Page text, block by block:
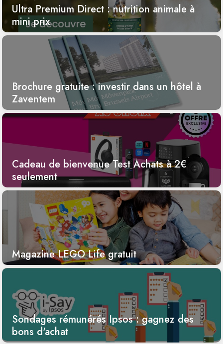
Ultra Premium Direct : nutrition animale à
mini prix
Brochure gratuite : investir dans un hôtel à
Zaventem
Cadeau de bienvenue Test Achats à 2€
seulement
Magazine LEGO Life gratuit
Sondages rémunérés Ipsos : gagnez des
bons d'achat